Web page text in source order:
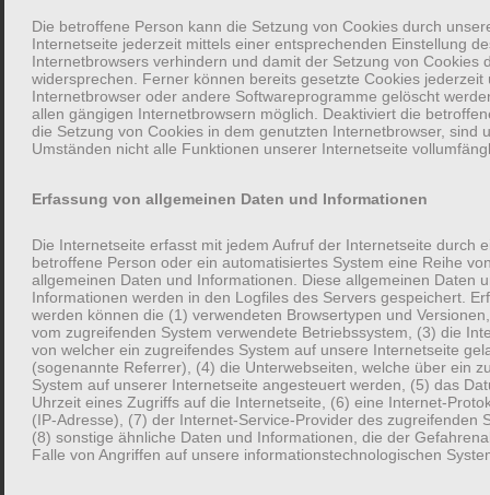
In Studien z.B. von Schuman/Presser (1979) zeigte sich, dass
das Einengen von Antworten mit geschlossenen Fragen oder
vorgegebenen Antworten die Realität verzerrt. Auf die Frage
nach dem wichtigsten, was Eltern ihren Kindern mitgeben
Eltern die Aussage, “Das Kind soll lernen, sich seine eigenen
Antwort, wenn sie ihnen die gleiche Frage als offene Frage
gestellt wurde.
Sieh selbst: Beispielgespräch mit dem Opa
Geschlossen: Hast du dich gefreut als dein erstes Kind
geboren wurde?
Geschlossen mit einschränkendem Rahmen: Es waren ja
schwierige Zeiten für euch als Familie. Hast du dich überhaupt
Die betroffene Person kann die Setzung von Cookies durch
Internetseite jederzeit mittels einer entsprechenden Einstellung
Internetbrowsers verhindern und damit der Setzung von Cookies
widersprechen. Ferner können bereits gesetzte Cookies jederzeit
Internetbrowser oder andere Softwareprogramme gelöscht
allen gängigen Internetbrowsern möglich. Deaktiviert die
die Setzung von Cookies in dem genutzten Internetbrowser, sind
Umständen nicht alle Funktionen unserer Internetseite
Erfassung von allgemeinen Daten und Informationen
Die Internetseite erfasst mit jedem Aufruf der Internetseite durch
betroffene Person oder ein automatisiertes System eine Reihe
allgemeinen Daten und Informationen. Diese allgemeinen Daten
Informationen werden in den Logfiles des Servers gespeichert.
werden können die (1) verwendeten Browsertypen und
vom zugreifenden System verwendete Betriebssystem, (3) die
von welcher ein zugreifendes System auf unsere Internetseite
(sogenannte Referrer), (4) die Unterwebseiten, welche über ein
System auf unserer Internetseite angesteuert werden, (5) das
Uhrzeit eines Zugriffs auf die Internetseite, (6) eine Internet-
(IP-Adresse), (7) der Internet-Service-Provider des zugreifenden
(8) sonstige ähnliche Daten und Informationen, die der
Falle von Angriffen auf unsere informationstechnologischen